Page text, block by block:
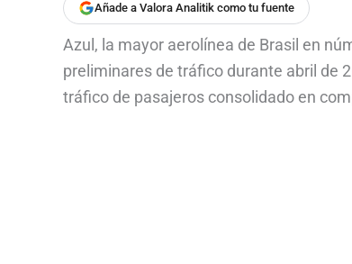
Añade a Valora Analitik como tu fuente
Azul, la mayor aerolínea de Brasil en
preliminares de tráfico durante abril de
tráfico de pasajeros consolidado en